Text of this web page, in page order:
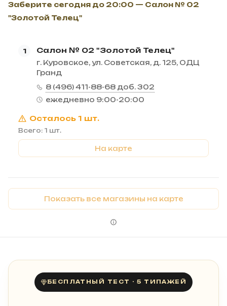
Заберите сегодня до 20:00 — Салон № 02
"Золотой Телец"
1 Салон № 02 "Золотой Телец"
г. Куровское, ул. Советская, д. 125, ОДЦ
Гранд
8 (496) 411-88-68 доб. 302
ежедневно 9:00-20:00
Осталось 1 шт.
Всего: 1 шт.
На карте
Показать все магазины на карте
БЕСПЛАТНЫЙ ТЕСТ · 5 ТИПАЖЕЙ